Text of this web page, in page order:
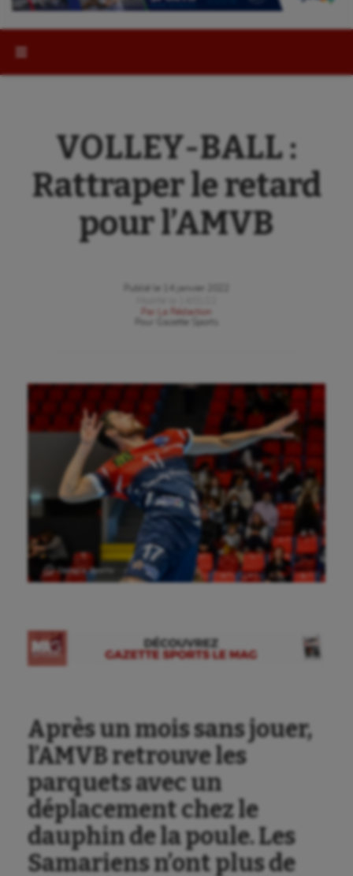
Aéronautique
Athlétisme
Auto
VOLLEY-BALL :
Rattraper le retard
pour l’AMVB
Publié le
14 janvier 2022
Par
La Rédaction
Gazette Sports
Ⓒ Gazette Sports
Après un mois sans jouer,
l’AMVB retrouve les
parquets avec un
déplacement chez le
dauphin de la poule. Les
Samariens n’ont plus de